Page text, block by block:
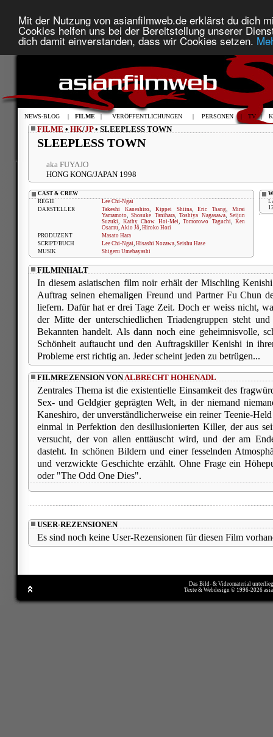
Mit der Nutzung von asianfilmweb.de erklärst du dich
Cookies helfen uns bei der Bereitstellung unserer
dich damit einverstanden, dass wir Cookies setzen.
NEWS-BLOG | FILME | VERÖFFENTLICHUNGEN | PERSONEN | TV |
FILME • HK/JP• SLEEPLESS TOWN
SLEEPLESS TOWN
aka FUYAJO
HONG KONG/JAPAN 1998
CAST & CREW
REGIE
Lee Chi-Ngai
DARSTELLER
Takeshi Kaneshiro, Kippei Shiina,Eric Tsang,Mirai
Yamamoto,Shosuke Tanihara,Toshiya Nagasawa,Seijun
Suzuki, Kathy Chow Hoi-Mei, Tomorowo Taguchi, Ken
Osamu, Akio Jô, Hiroko Hori
PRODUZENT
Masato Hara
SCRIPT/BUCH
Lee Chi-Ngai, Hisashi Nozawa, Seishu Hase
MUSIK
Shigeru Umebayashi
FILMINHALT
In diesem asiatischen film noir erhält der Mischling
Auftrag seinen ehemaligen Freund und Partner Fu Chun
liefern. Dafür hat er drei Tage Zeit. Doch er weiss nicht,
der Mitte der unterschiedlichen Triadengruppen steht
Bekannten handelt. Als dann noch eine geheimnisvolle,
Schönheit auftaucht und den Auftragskiller Kenishi in
Probleme erst richtig an. Jeder scheint jeden zu betrügen...
FILMREZENSION VONALBRECHT HOHENADL
Zentrales Thema ist die existentielle Einsamkeit des
Sex- und Geldgier geprägten Welt, in der niemand
Kaneshiro, der unverständlicherweise ein reiner Teenie-
einmal in Perfektion den desillusionierten Killer, der aus
versucht, der von allen enttäuscht wird, und der am
dasteht. In schönen Bildern und einer fesselnden
und verzwickte Geschichte erzählt. Ohne Frage ein
oder "The Odd One Dies".
USER-REZENSIONEN
Es sind noch keine User-Rezensionen für diesen Film
Das Bild- & Videomaterial
Texte & Webdesign © 1996-2026